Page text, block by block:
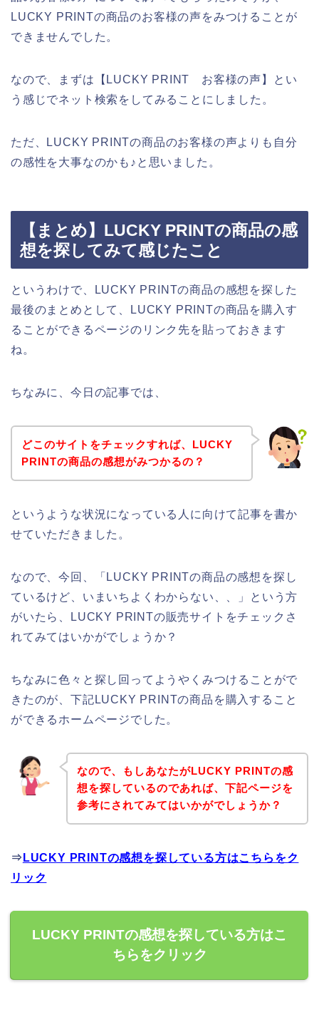
LUCKY PRINTの商品のお客様の声をみつけることが
できませんでした。
なので、まずは【LUCKY PRINT お客様の声】とい
う感じでネット検索をしてみることにしました。
ただ、LUCKY PRINTの商品のお客様の声よりも自分
の感性を大事なのかも♪と思いました。
【まとめ】LUCKY PRINTの商品の感
想を探してみて感じたこと
というわけで、LUCKY PRINTの商品の感想を探した
最後のまとめとして、LUCKY PRINTの商品を購入す
ることができるページのリンク先を貼っておきます
ね。
ちなみに、今日の記事では、
どこのサイトをチェックすれば、LUCKY
PRINTの商品の感想がみつかるの？
というような状況になっている人に向けて記事を書か
せていただきました。
なので、今回、「LUCKY PRINTの商品の感想を探し
ているけど、いまいちよくわからない、、」という方
がいたら、LUCKY PRINTの販売サイトをチェックさ
れてみてはいかがでしょうか？
ちなみに色々と探し回ってようやくみつけることがで
きたのが、下記LUCKY PRINTの商品を購入すること
ができるホームページでした。
なので、もしあなたがLUCKY PRINTの感
想を探しているのであれば、下記ページを
参考にされてみてはいかがでしょうか？
⇒ LUCKY PRINTの感想を探している方はこちらをク
リック
LUCKY PRINTの感想を探している方はこ
ちらをクリック